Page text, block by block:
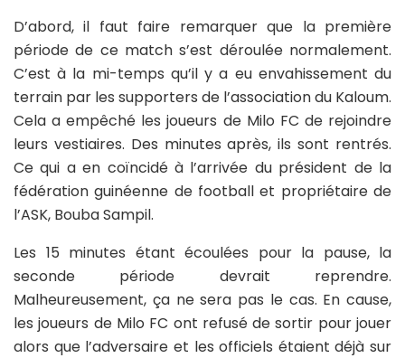
D’abord, il faut faire remarquer que la première
période de ce match s’est déroulée normalement.
C’est à la mi-temps qu’il y a eu envahissement du
terrain par les supporters de l’association du Kaloum.
Cela a empêché les joueurs de Milo FC de rejoindre
leurs vestiaires. Des minutes après, ils sont rentrés.
Ce qui a en coïncidé à l’arrivée du président de la
fédération guinéenne de football et propriétaire de
l’ASK, Bouba Sampil.
Les 15 minutes étant écoulées pour la pause, la
seconde période devrait reprendre.
Malheureusement, ça ne sera pas le cas. En cause,
les joueurs de Milo FC ont refusé de sortir pour jouer
alors que l’adversaire et les officiels étaient déjà sur